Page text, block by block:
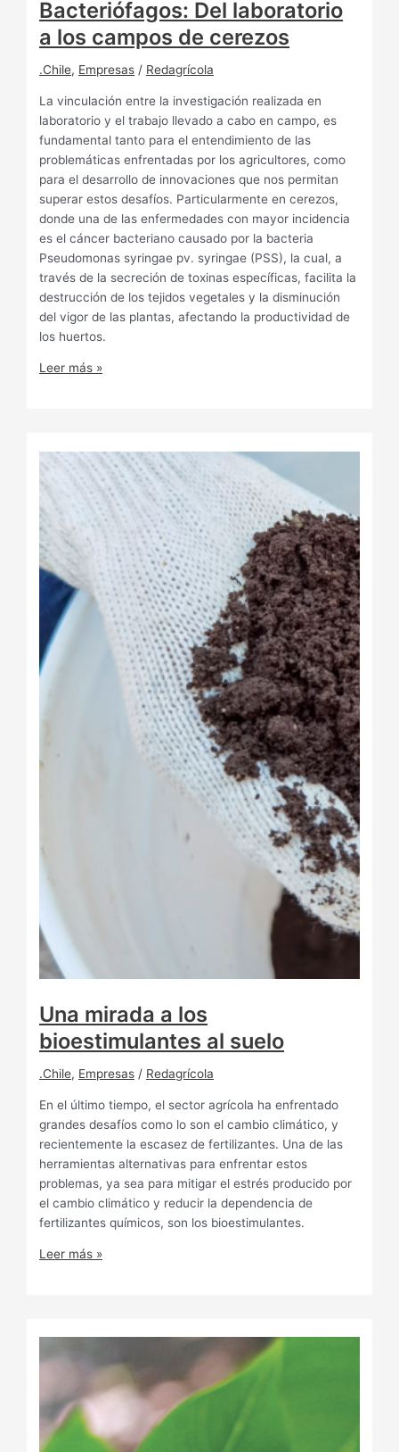
Bacteriófagos: Del laboratorio
a los campos de cerezos
.Chile, Empresas / Redagrícola
La vinculación entre la investigación realizada en
laboratorio y el trabajo llevado a cabo en campo, es
fundamental tanto para el entendimiento de las
problemáticas enfrentadas por los agricultores, como
para el desarrollo de innovaciones que nos permitan
superar estos desafíos. Particularmente en cerezos,
donde una de las enfermedades con mayor incidencia
es el cáncer bacteriano causado por la bacteria
Pseudomonas syringae pv. syringae (PSS), la cual, a
través de la secreción de toxinas específicas, facilita la
destrucción de los tejidos vegetales y la disminución
del vigor de las plantas, afectando la productividad de
los huertos.
Leer más »
Una mirada a los
bioestimulantes al suelo
.Chile, Empresas / Redagrícola
En el último tiempo, el sector agrícola ha enfrentado
grandes desafíos como lo son el cambio climático, y
recientemente la escasez de fertilizantes. Una de las
herramientas alternativas para enfrentar estos
problemas, ya sea para mitigar el estrés producido por
el cambio climático y reducir la dependencia de
fertilizantes químicos, son los bioestimulantes.
Leer más »